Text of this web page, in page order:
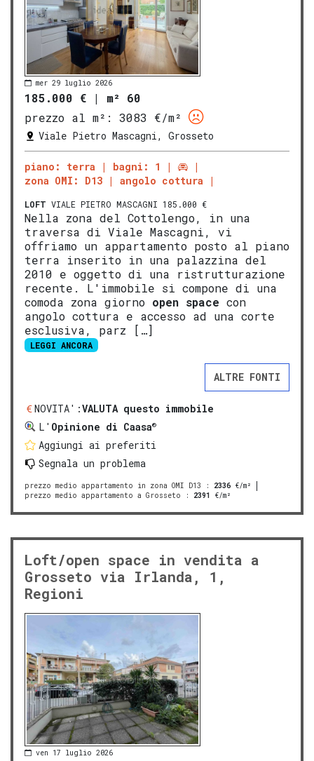
mer 29 luglio 2026
185.000 € | m² 60
prezzo al m²:
3083 €/m²
Viale Pietro Mascagni, Grosseto
piano: terra
bagni: 1
zona OMI: D13
angolo cottura
LOFT VIALE PIETRO MASCAGNI 185.000 €
Nella zona del Cottolengo, in una
traversa di Viale Mascagni, vi
offriamo un appartamento posto al piano
terra inserito in una palazzina del
2010 e oggetto di una ristrutturazione
recente. L'immobile si compone di una
comoda zona giorno open space con
angolo cottura e accesso ad una corte
esclusiva, parz […]
LEGGI ANCORA
ALTRE FONTI
NOVITA':VALUTA questo immobile
L' Opinione di Caasa®
Aggiungi ai preferiti
Segnala un problema
prezzo medio appartamento in zona OMI D13 : 2336 €/m²
prezzo medio appartamento a Grosseto : 2391 €/m²
Loft/open space in vendita a
Grosseto via Irlanda, 1,
Regioni
ven 17 luglio 2026